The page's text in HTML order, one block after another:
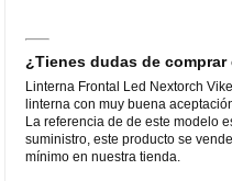
¿Tienes dudas de
Linterna Frontal Led Nextorch
linterna con muy buena
La referencia de de este modelo
suministro, este producto se
mínimo en nuestra tienda.